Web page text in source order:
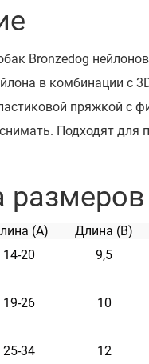
Bronzedog
в комбинации с
пряжкой с
Подходят для
ветеринара.
(A) Длина (B)
14-20 9,5
19-26 10
25-34 12